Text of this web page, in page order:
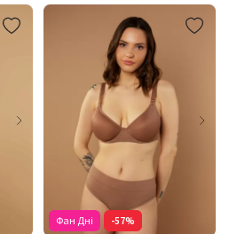
Фан Дні -57%